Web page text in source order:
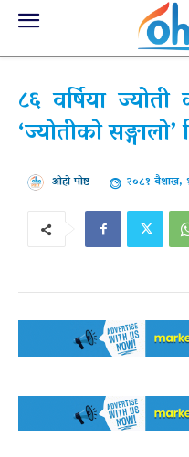
८६ वर्षिया
‘ज्योतीको
ओहो पोष्ट २०८१ बैशाख,